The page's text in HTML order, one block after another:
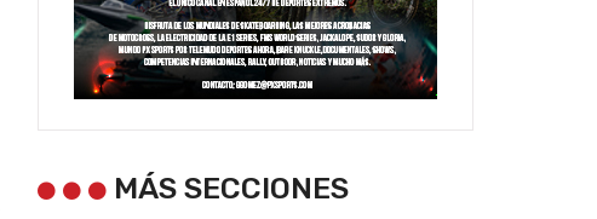
MÁS SECCIONES